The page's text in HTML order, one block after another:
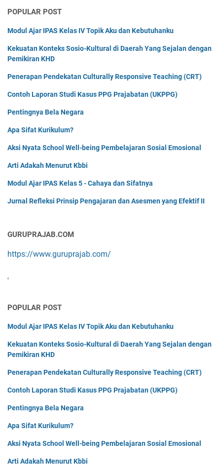
POPULAR POST
Modul Ajar IPAS Kelas IV Topik Aku dan Kebutuhanku
Kekuatan Konteks Sosio-Kultural di Daerah Yang Sejalan dengan
Pemikiran KHD
Penerapan Pendekatan Culturally Responsive Teaching (CRT)
Contoh Laporan Studi Kasus PPG Prajabatan (UKPPG)
Pentingnya Bela Negara
Apa Sifat Kurikulum?
Aksi Nyata School Well-being Pembelajaran Sosial Emosional
Arti Adakah Menurut Kbbi
Modul Ajar IPAS Kelas 5 - Cahaya dan Sifatnya
Jurnal Refleksi Prinsip Pengajaran dan Asesmen yang Efektif II
GURUPRAJAB.COM
https://www.guruprajab.com/
'
POPULAR POST
Modul Ajar IPAS Kelas IV Topik Aku dan Kebutuhanku
Kekuatan Konteks Sosio-Kultural di Daerah Yang Sejalan dengan
Pemikiran KHD
Penerapan Pendekatan Culturally Responsive Teaching (CRT)
Contoh Laporan Studi Kasus PPG Prajabatan (UKPPG)
Pentingnya Bela Negara
Apa Sifat Kurikulum?
Aksi Nyata School Well-being Pembelajaran Sosial Emosional
Arti Adakah Menurut Kbbi